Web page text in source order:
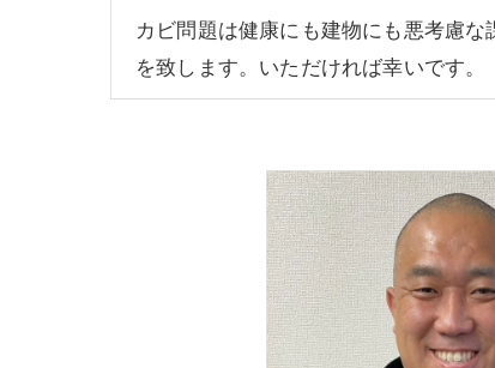
カビ問題は健康にも建物にも悪考慮
を致します。いただければ幸いです。